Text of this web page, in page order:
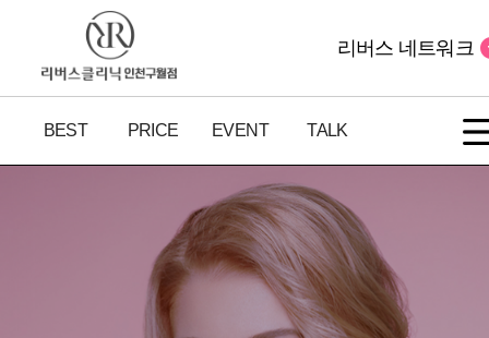
BEST PRICE EVENT TALK
리버스 네트워크